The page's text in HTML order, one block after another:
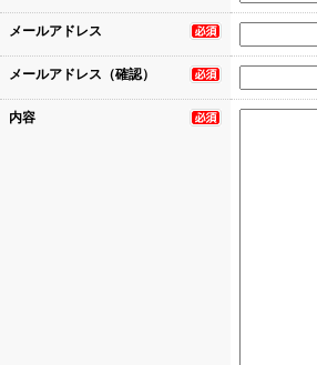
メールアドレス
メールアドレス（確認）
内容